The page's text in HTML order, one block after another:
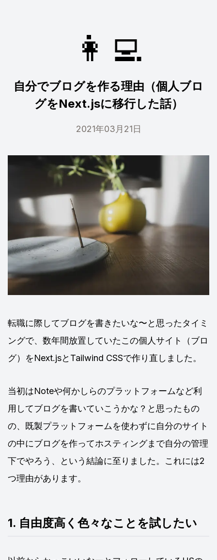
👩‍💻
自分でブログを作る理由（個人ブロ
グをNext.jsに移行した話）
2021年03月21日
転職に際してブログを書きたいな〜と思ったタイミ
ングで、数年間放置していたこの個人サイト（ブロ
グ）をNext.jsとTailwind CSSで作り直しました。
当初はNoteや何かしらのプラットフォームなど利
用してブログを書いていこうかな？と思ったもの
の、既製プラットフォームを使わずに自分のサイト
の中にブログを作ってホスティングまで自分の管理
下でやろう、という結論に至りました。これには2
つ理由があります。
1. 自由度高く色々なことを試したい